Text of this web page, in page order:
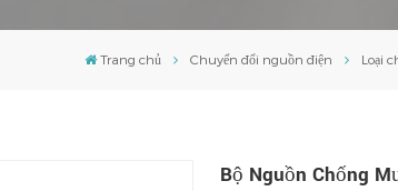
Trang chủ Chuyển đổi nguồn điện Loại
Bộ Nguồn Chống